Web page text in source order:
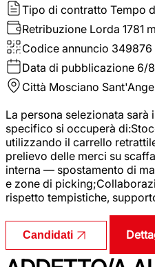
Tipo di contratto Tempo
Retribuzione Lorda 1781
Codice annuncio 349876
Data di pubblicazione 6/
Città Mosciano
La persona selezionata sarà
specifico si occuperà
utilizzando il carrello
prelievo delle merci su
interna — spostamento di
e zone di
rispetto tempistiche,
Candidati